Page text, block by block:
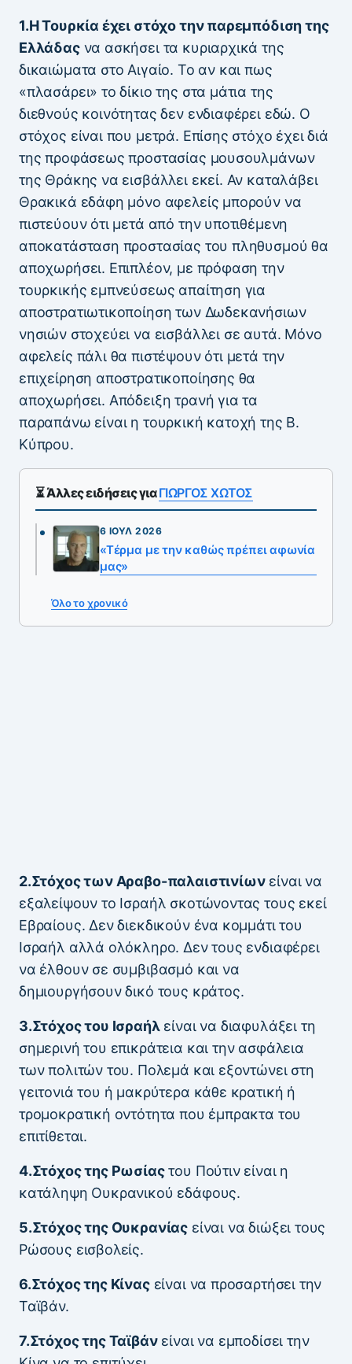
1.Η Τουρκία έχει στόχο την παρεμπόδιση της
Ελλάδαςνα ασκήσει τα κυριαρχικά της
δικαιώματα στο Αιγαίο. Το αν και πως
«πλασάρει» το δίκιο της στα μάτια της
διεθνούς κοινότητας δεν ενδιαφέρει εδώ. Ο
στόχος είναι που μετρά. Επίσης στόχο έχει διά
της προφάσεως προστασίας μουσουλμάνων
της Θράκης να εισβάλλει εκεί. Αν καταλάβει
Θρακικά εδάφη μόνο αφελείς μπορούν να
πιστεύουν ότι μετά από την υποτιθέμενη
αποκατάσταση προστασίας του πληθυσμού θα
αποχωρήσει. Επιπλέον, με πρόφαση την
τουρκικής εμπνεύσεως απαίτηση για
αποστρατιωτικοποίηση των Δωδεκανήσιων
νησιών στοχεύει να εισβάλλει σε αυτά. Μόνο
αφελείς πάλι θα πιστέψουν ότι μετά την
επιχείρηση αποστρατικοποίησης θα
αποχωρήσει. Απόδειξη τρανή για τα
παραπάνω είναι η τουρκική κατοχή της Β.
Κύπρου.
⏳ Άλλες ειδήσεις γιαΓΙΩΡΓΟΣ ΧΩΤΟΣ
6 ΙΟΎΛ 2026
«Τέρμα με την καθώς πρέπει αφωνία
μας»
Όλο το χρονικό
2.Στόχος των Αραβο-παλαιστινίωνείναι να
εξαλείψουν το Ισραήλ σκοτώνοντας τους εκεί
Εβραίους. Δεν διεκδικούν ένα κομμάτι του
Ισραήλ αλλά ολόκληρο. Δεν τους ενδιαφέρει
να έλθουν σε συμβιβασμό και να
δημιουργήσουν δικό τους κράτος.
3.Στόχος του Ισραήλείναι να διαφυλάξει τη
σημερινή του επικράτεια και την ασφάλεια
των πολιτών του. Πολεμά και εξοντώνει στη
γειτονιά του ή μακρύτερα κάθε κρατική ή
τρομοκρατική οντότητα που έμπρακτα του
επιτίθεται.
4.Στόχος της Ρωσίαςτου Πούτιν είναι η
κατάληψη Ουκρανικού εδάφους.
5.Στόχος της Ουκρανίας είναι να διώξει τους
Ρώσους εισβολείς.
6.Στόχος της Κίναςείναι να προσαρτήσει την
Ταϊβάν.
7.Στόχος της Ταϊβάνείναι να εμποδίσει την